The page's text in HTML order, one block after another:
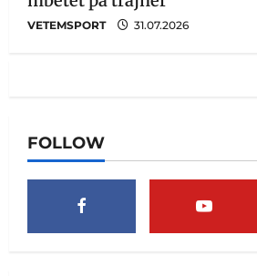
VETEMSPORT 31.07.2026
FOLLOW